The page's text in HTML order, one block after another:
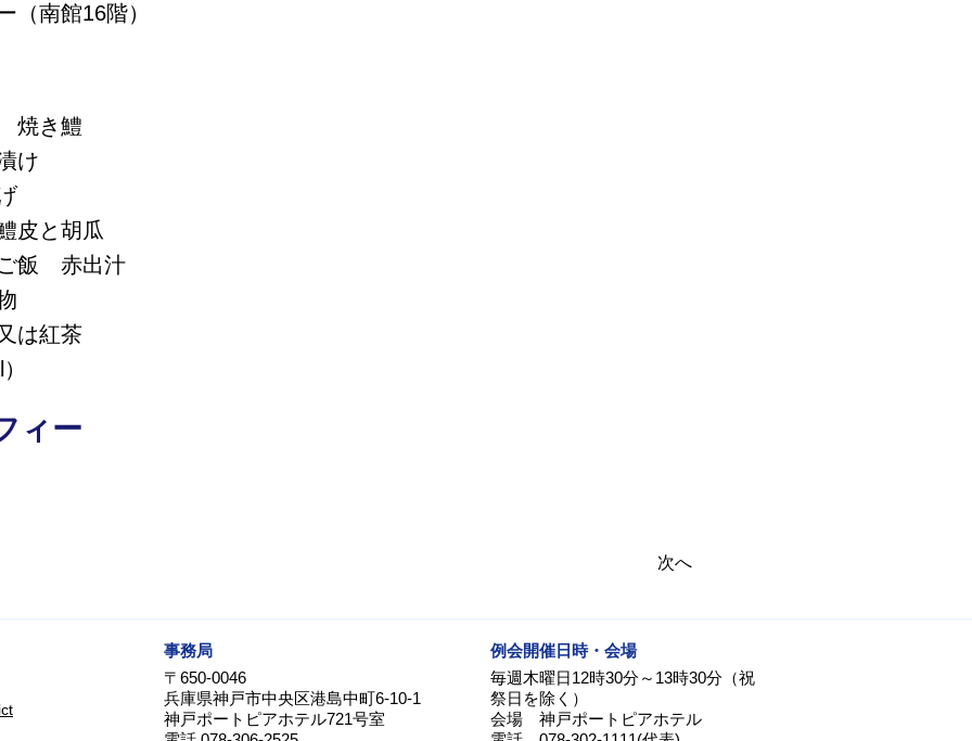
（南館16階）
焼き鱧
け
皮と胡瓜
飯 赤出汁
は紅茶
ィー
次へ
事務局
〒650-0046
兵庫県神戸市中央区港島中町6-10-1
神戸ポートピアホテル721号室
例会開催日時・会場
毎週木曜日12時30分～13時30分（祝
祭日を除く）
会場 神戸ポートピアホテル